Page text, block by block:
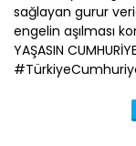
sağlayan gurur
engelin aşılması
YAŞASIN